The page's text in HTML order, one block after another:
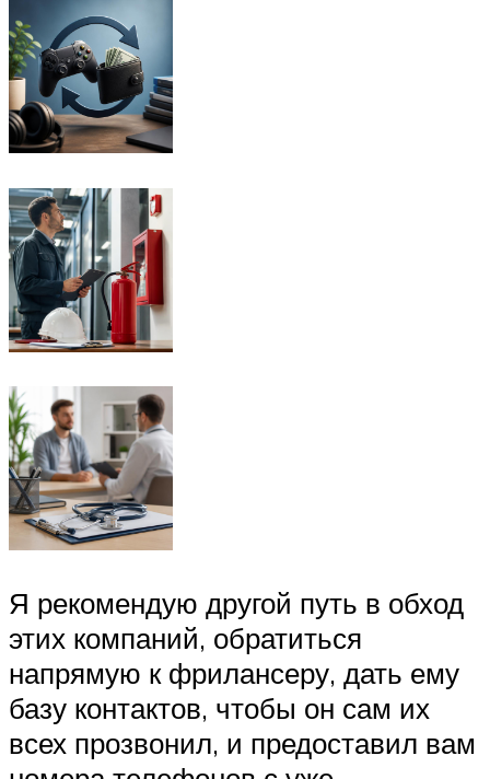
Я рекомендую другой путь в обход
этих компаний, обратиться
напрямую к фрилансеру, дать ему
базу контактов, чтобы он сам их
всех прозвонил, и предоставил вам